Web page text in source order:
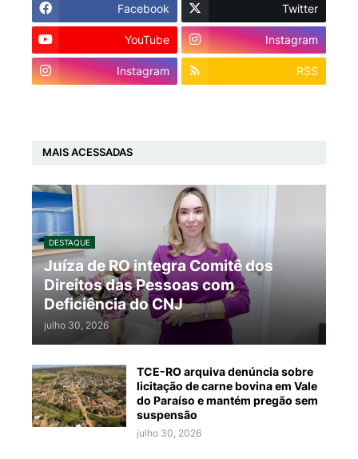
Facebook Twitter
YouTube Instagram
Instagram RSS
MAIS ACESSADAS
DESTAQUE
Juíza de RO integra Comitê dos
Direitos das Pessoas com
Deficiência do CNJ
julho 30, 2026
TCE-RO arquiva denúncia sobre
licitação de carne bovina em Vale
do Paraíso e mantém pregão sem
suspensão
julho 30, 2026